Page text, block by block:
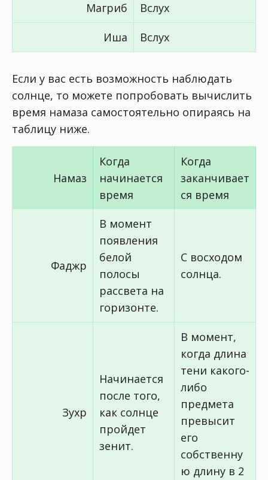
Магриб Вслух
Иша Вслух
Если у вас есть возможность наблюдать
солнце, то можете попробовать вычислить
время намаза самостоятельно опираясь на
таблицу ниже.
Намаз
Когда
начинается
время
Когда
заканчивает
ся время
Фаджр
В момент
появления
белой
полосы
рассвета на
горизонте.
С восходом
солнца.
Зухр
Начинается
после того,
как солнце
пройдет
зенит.
В момент,
когда длина
тени какого-
либо
предмета
превысит
его
собственну
ю длину в 2